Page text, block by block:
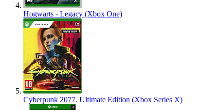
Hogwarts - Legacy (Xbox One)
Cyberpunk 2077. Ultimate Edition (Xbox Series X)